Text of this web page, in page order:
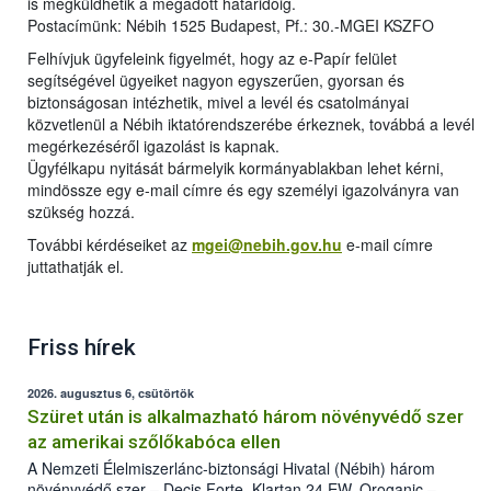
Postacímünk: Nébih 1525 Budapest, Pf.: 30.-MGEI KSZFO
Felhívjuk ügyfeleink figyelmét, hogy az e-Papír felület
segítségével ügyeiket nagyon egyszerűen, gyorsan és
biztonságosan intézhetik, mivel a levél és csatolmányai
közvetlenül a Nébih iktatórendszerébe érkeznek, továbbá a levél
megérkezéséről igazolást is kapnak.
Ügyfélkapu nyitását bármelyik kormányablakban lehet kérni,
mindössze egy e-mail címre és egy személyi igazolványra van
szükség hozzá.
További kérdéseiket az mgei@nebih.gov.hu e-mail címre
juttathatják el.
Friss hírek
2026. augusztus 6, csütörtök
Szüret után is alkalmazható három növényvédő szer
az amerikai szőlőkabóca ellen
A Nemzeti Élelmiszerlánc-biztonsági Hivatal (Nébih) három